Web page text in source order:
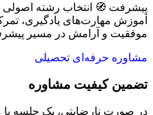
پیشرفت 🧭 انتخاب رشته اصولی
آموزش مهارت‌های یادگیری،
موفقیت و آرامش در مسیر
مشاوره حرفه‌ای تحصیلی
تضمین کیفیت مشاوره
در صورت نارضایتی، یک جلسه